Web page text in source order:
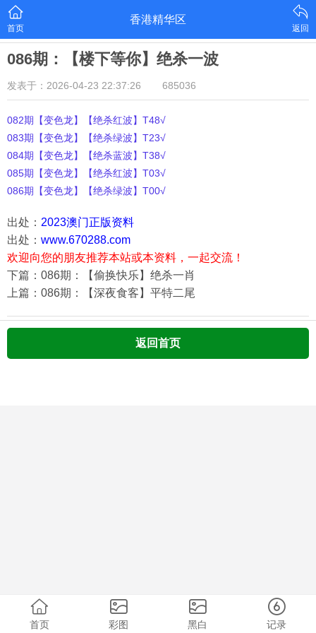
首页
香港精华区
返回
086期：【楼下等你】绝杀一波
发表于：2026-04-23 22:37:26 685036
082期【变色龙】【绝杀红波】T48√
083期【变色龙】【绝杀绿波】T23√
084期【变色龙】【绝杀蓝波】T38√
085期【变色龙】【绝杀红波】T03√
086期【变色龙】【绝杀绿波】T00√
出处： 2023澳门正版资料
出处： www.670288.com
欢迎向您的朋友推荐本站或本资料，一起交流！
下篇：086期：【偷换快乐】绝杀一肖
上篇：086期：【深夜食客】平特二尾
返回首页
首页 彩图 黑白 记录